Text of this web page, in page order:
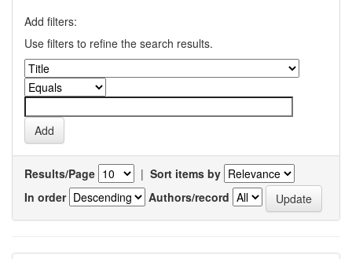
Add filters:
Use filters to refine the search results.
Results/Page | Sort items by
In order
Authors/record